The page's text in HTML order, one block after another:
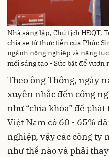
Nhà sáng lập, Chủ tịch HĐQT,
chia sẻ từ thực tiễn của Phúc
ngành nông nghiệp và năng
mới sáng tạo - Sức bật để vươn
Theo ông Thông, ngày
xuyên nhắc đến công
như “chìa khóa” để
Việt Nam có 60 - 65%
nghiệp, vậy các công ty
như thế nào và phải